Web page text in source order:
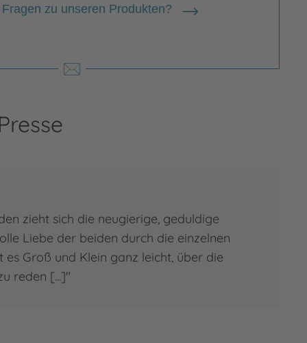
zu unseren Produkten?
von Vogel
im Emsland auf. Sie studierte
und…
zur Person
von Vogel
zieht sich die neugierige, geduldige
Liebe der beiden durch die einzelnen
es Groß und Klein ganz leicht, über die
reden [...]"